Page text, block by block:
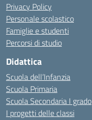
Privacy Policy
Personale scolastico
Famiglie e studenti
Percorsi di studio
Didattica
Scuola dell’Infanzia
Scuola Primaria
Scuola Secondaria I grado
I progetti delle classi